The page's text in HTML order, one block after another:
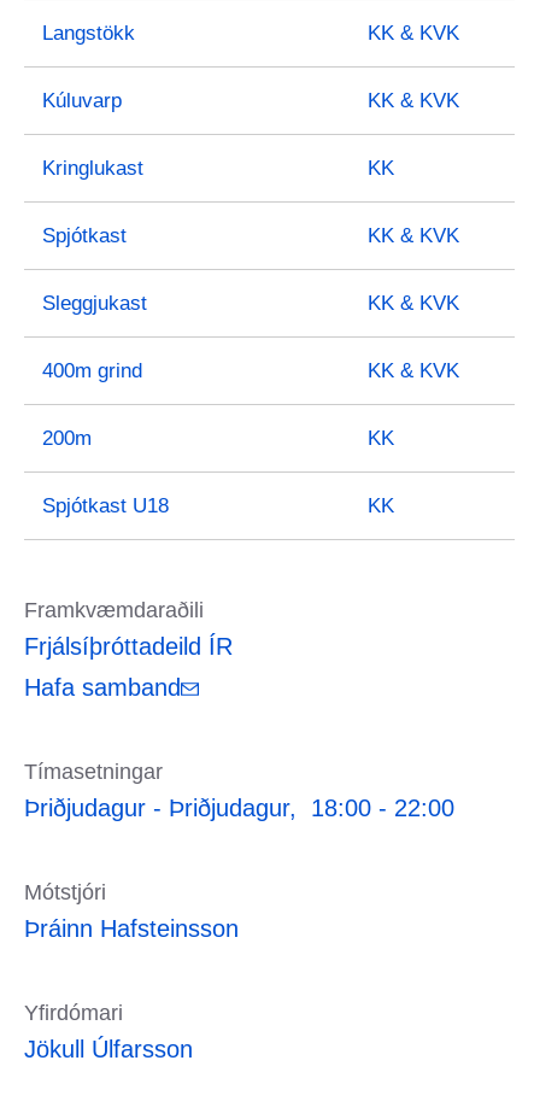
Langstökk KK & KVK
Kúluvarp KK & KVK
Kringlukast KK
Spjótkast KK & KVK
Sleggjukast KK & KVK
400m grind KK & KVK
200m KK
Spjótkast U18 KK
Framkvæmdaraðili
Frjálsíþróttadeild ÍR
Hafa samband
Tímasetningar
Þriðjudagur - Þriðjudagur, 18:00 - 22:00
Mótstjóri
Þráinn Hafsteinsson
Yfirdómari
Jökull Úlfarsson